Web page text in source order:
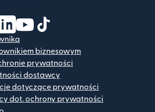
w nowym oknie)
się w nowym oknie)
się w nowym oknie)
(otwiera się w nowym oknie)
(otwiera się w nowym oknie)
biznesowym
prywatności
dostawcy
dotyczące prywatności
dot. ochrony prywatności